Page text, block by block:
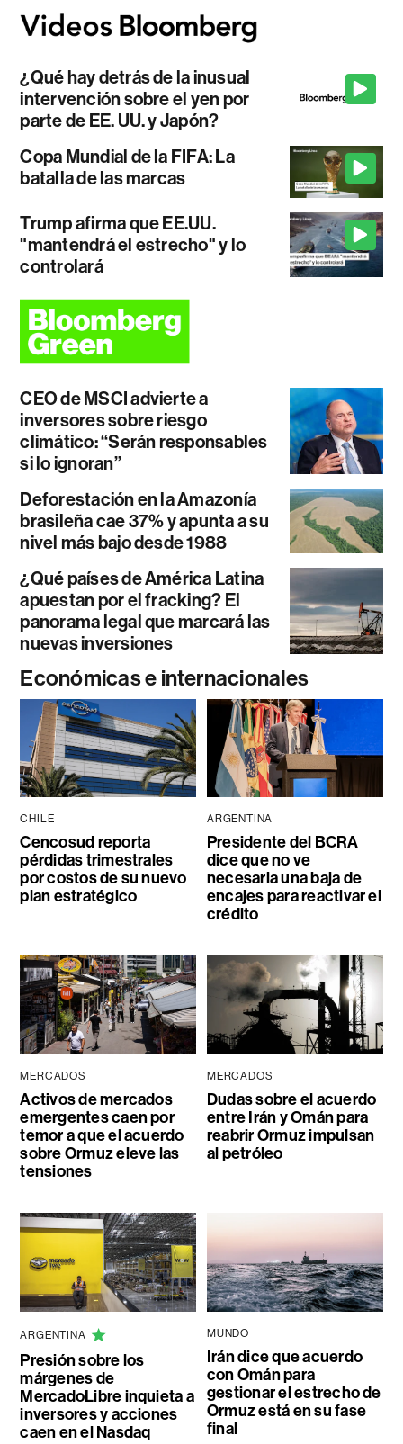
¿Qué hay detrás de la inusual
intervención sobre el yen por
parte de EE. UU. y Japón?
Copa Mundial de la FIFA: La
batalla de las marcas
Trump afirma que EE.UU.
"mantendrá el estrecho" y lo
controlará
CEO de MSCI advierte a
inversores sobre riesgo
climático: “Serán responsables
si lo ignoran”
Deforestación en la Amazonía
brasileña cae 37% y apunta a su
nivel más bajo desde 1988
¿Qué países de América Latina
apuestan por el fracking? El
panorama legal que marcará las
nuevas inversiones
Económicas e internacionales
CHILE
Cencosud reporta
pérdidas trimestrales
por costos de su nuevo
plan estratégico
ARGENTINA
Presidente del BCRA
dice que no ve
necesaria una baja de
encajes para reactivar el
crédito
MERCADOS
Activos de mercados
emergentes caen por
temor a que el acuerdo
sobre Ormuz eleve las
tensiones
MERCADOS
Dudas sobre el acuerdo
entre Irán y Omán para
reabrir Ormuz impulsan
al petróleo
ARGENTINA
Presión sobre los
márgenes de
MercadoLibre inquieta a
inversores y acciones
caen en el Nasdaq
MUNDO
Irán dice que acuerdo
con Omán para
gestionar el estrecho de
Ormuz está en su fase
final